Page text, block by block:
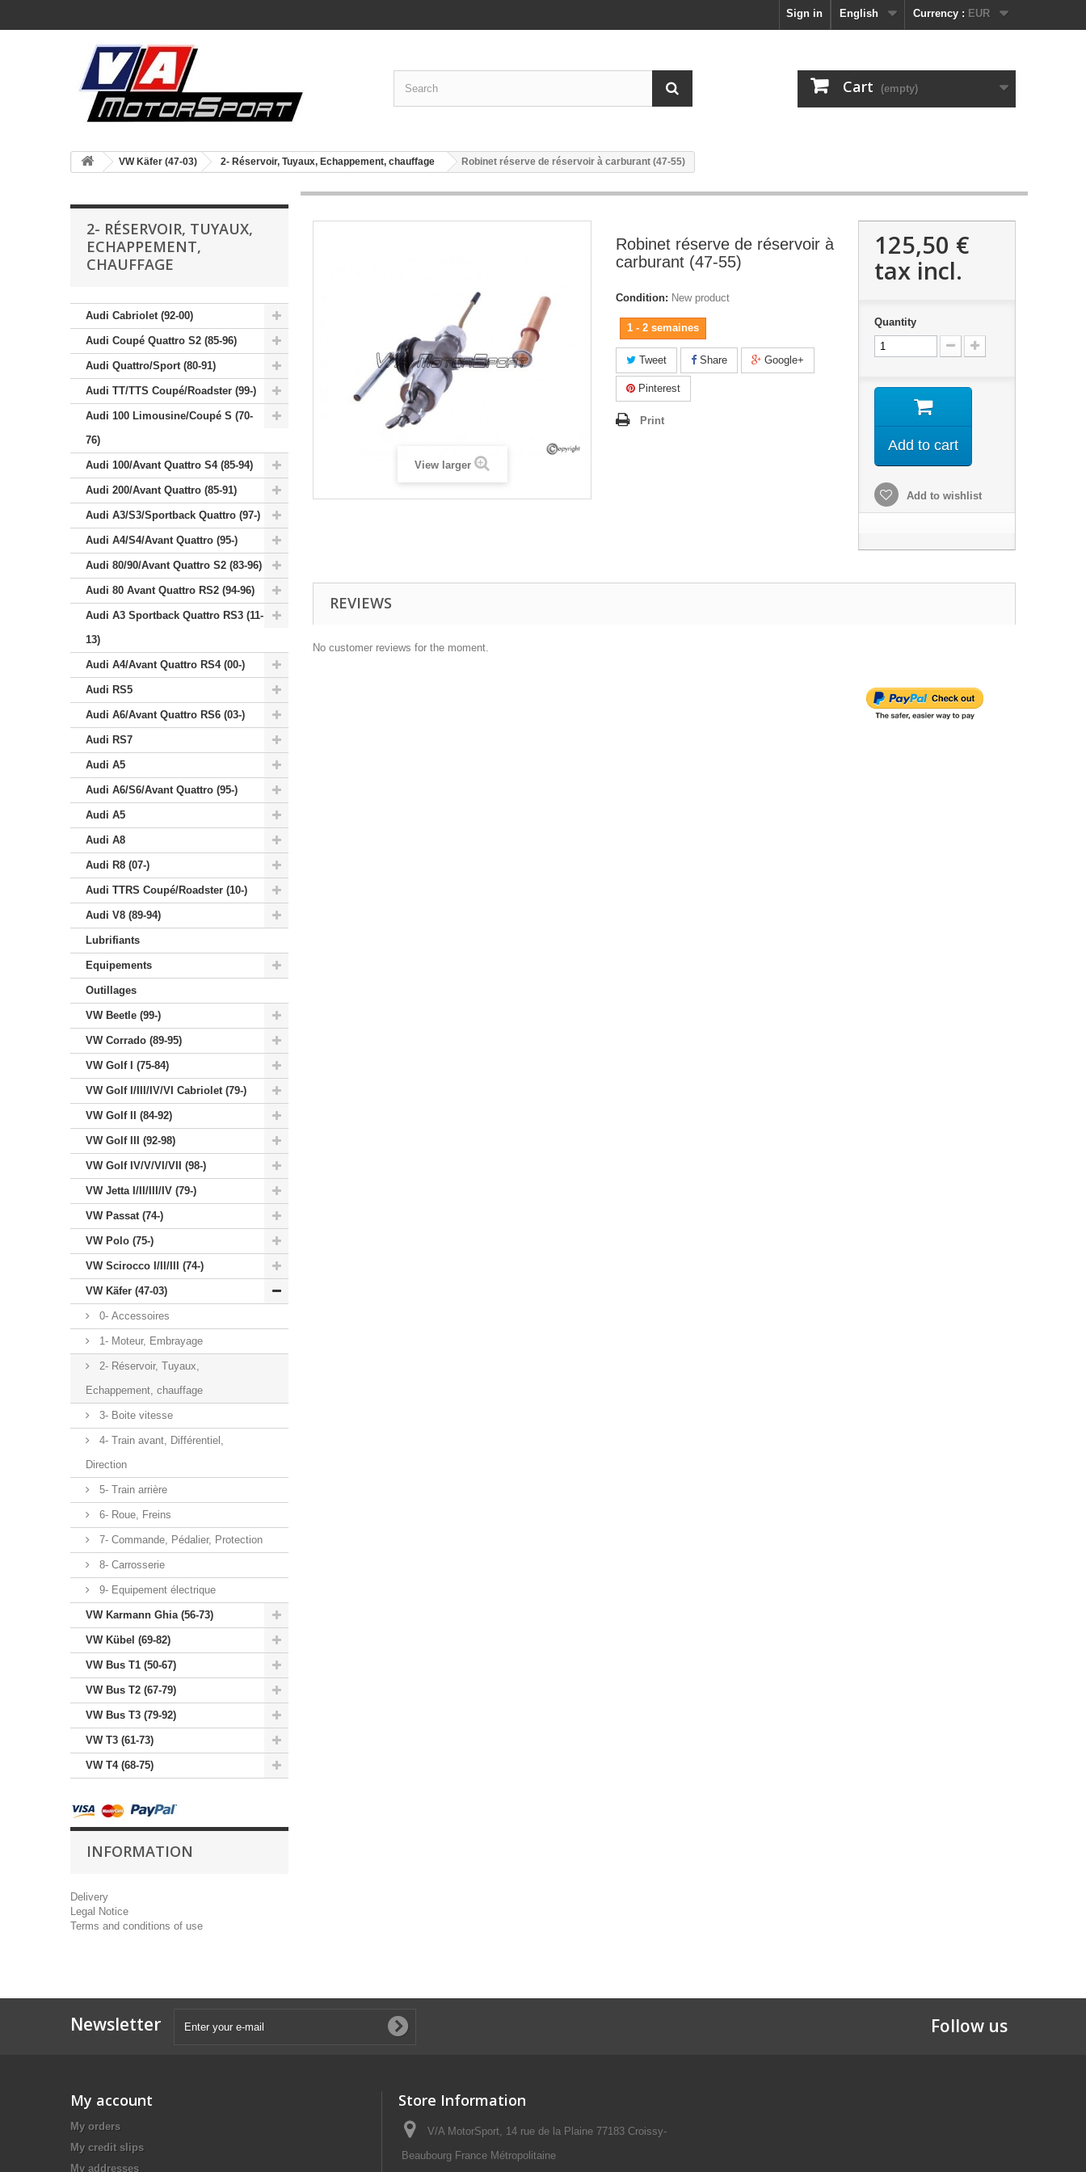
Currency : EUR
English
Sign in
Cart (empty)
VW Käfer (47-03) 2- Réservoir, Tuyaux, Echappement, chauffage Robinet réserve de réservoir à carburant (47-55)
2- RÉSERVOIR, TUYAUX,
ECHAPPEMENT,
CHAUFFAGE
Audi Cabriolet (92-00)
Audi Coupé Quattro S2 (85-96)
Audi Quattro/Sport (80-91)
Audi TT/TTS Coupé/Roadster (99-)
Audi 100 Limousine/Coupé S (70-
76)
Audi 100/Avant Quattro S4 (85-94)
Audi 200/Avant Quattro (85-91)
Audi A3/S3/Sportback Quattro (97-)
Audi A4/S4/Avant Quattro (95-)
Audi 80/90/Avant Quattro S2 (83-96)
Audi 80 Avant Quattro RS2 (94-96)
Audi A3 Sportback Quattro RS3 (11-
13)
Audi A4/Avant Quattro RS4 (00-)
Audi RS5
Audi A6/Avant Quattro RS6 (03-)
Audi RS7
Audi A5
Audi A6/S6/Avant Quattro (95-)
Audi A5
Audi A8
Audi R8 (07-)
Audi TTRS Coupé/Roadster (10-)
Audi V8 (89-94)
Lubrifiants
Equipements
Outillages
VW Beetle (99-)
VW Corrado (89-95)
VW Golf I (75-84)
VW Golf I/III/IV/VI Cabriolet (79-)
VW Golf II (84-92)
VW Golf III (92-98)
VW Golf IV/V/VI/VII (98-)
VW Jetta I/II/III/IV (79-)
VW Passat (74-)
VW Polo (75-)
VW Scirocco I/II/III (74-)
VW Käfer (47-03)
0- Accessoires
1- Moteur, Embrayage
2- Réservoir, Tuyaux,
Echappement, chauffage
3- Boite vitesse
4- Train avant, Différentiel,
Direction
5- Train arrière
6- Roue, Freins
7- Commande, Pédalier, Protection
8- Carrosserie
9- Equipement électrique
VW Karmann Ghia (56-73)
VW Kübel (69-82)
VW Bus T1 (50-67)
VW Bus T2 (67-79)
VW Bus T3 (79-92)
VW T3 (61-73)
VW T4 (68-75)
INFORMATION
Delivery
Legal Notice
Terms and conditions of use
View larger
Robinet réserve de réservoir à
carburant (47-55)
Condition: New product
1 - 2 semaines
Tweet Share Google+
Pinterest
Print
125,50 €
tax incl.
Quantity
Add to cart
Add to wishlist
REVIEWS
No customer reviews for the moment.
Newsletter Follow us
My account
My orders
My credit slips
My addresses
Store Information
V/A MotorSport, 14 rue de la Plaine 77183 Croissy-
Beaubourg France Métropolitaine